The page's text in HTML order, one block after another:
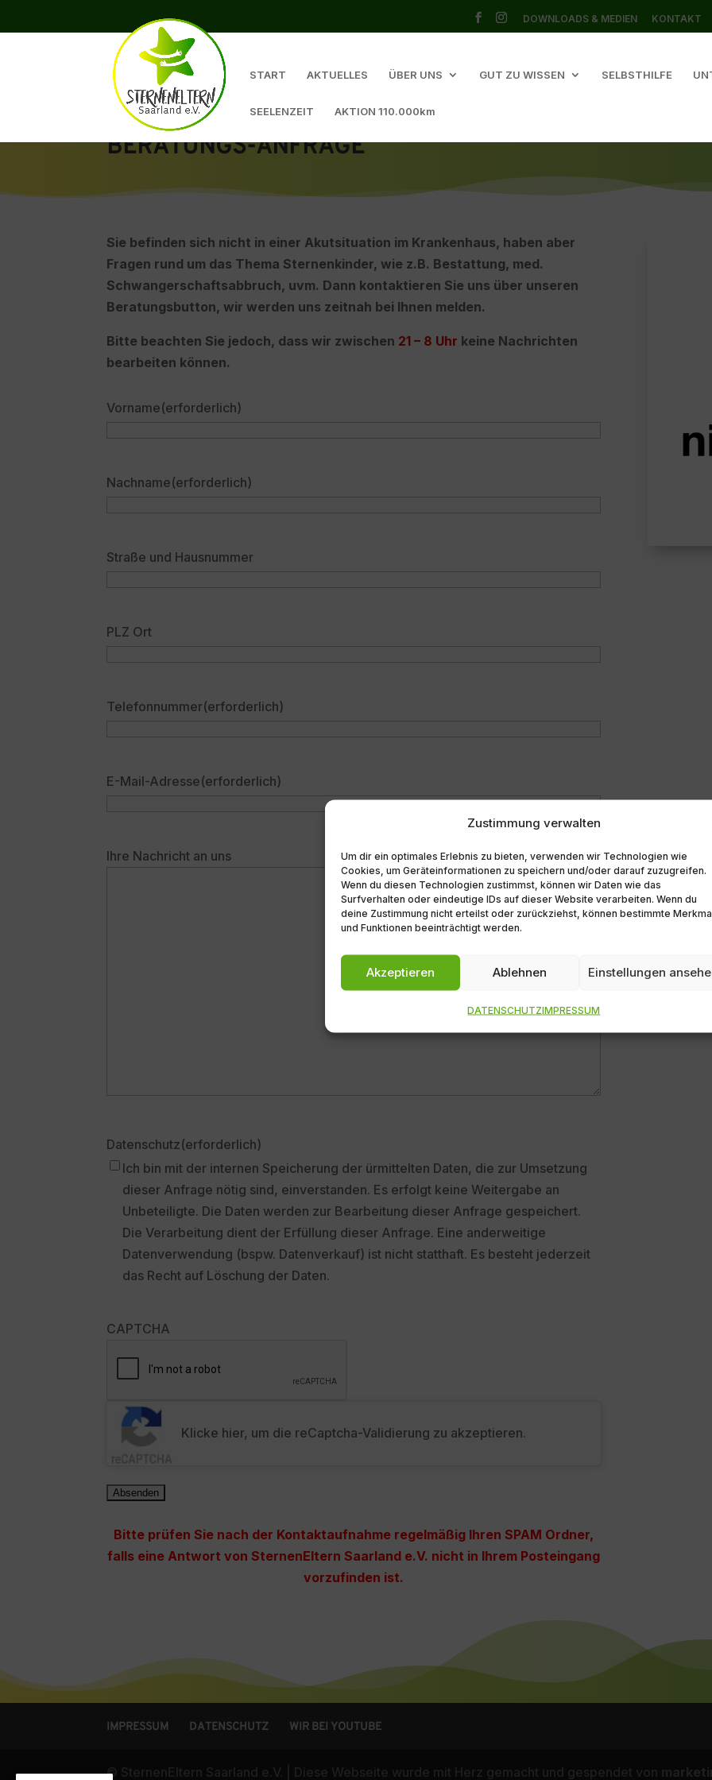
Zustimmung verwalten
Um dir ein optimales Erlebnis zu bieten, verwenden wir Technologien wie
Cookies, um Geräteinformationen zu speichern und/oder darauf zuzugreifen.
Wenn du diesen Technologien zustimmst, können wir Daten wie das
Surfverhalten oder eindeutige IDs auf dieser Website verarbeiten. Wenn du
deine Zustimmung nicht erteilst oder zurückziehst, können bestimmte
und Funktionen beeinträchtigt werden.
Akzeptieren Ablehnen Einstellungen
DATENSCHUTZIMPRESSUM
DOWNLOADS & MEDIEN KONTAKT
START AKTUELLES ÜBER UNS GUT ZU WISSEN SELBSTHILFE
SEELENZEIT AKTION 110.000km
BERATUNGS-ANFRAGE
Sie befinden sich nicht in einer Akutsituation im Krankenhaus, haben aber
Fragen rund um das Thema Sternenkinder, wie z.B. Bestattung, med.
Schwangerschaftsabbruch, uvm. Dann kontaktieren Sie uns über unseren
Beratungsbutton, wir werden uns zeitnah bei Ihnen melden.
Bitte beachten Sie jedoch, dass wir zwischen 21 – 8 Uhr keine Nachrichten
bearbeiten können.
Vorname(erforderlich)
Nachname(erforderlich)
Straße und Hausnummer
PLZ Ort
Telefonnummer(erforderlich)
E-Mail-Adresse(erforderlich)
Ihre Nachricht an uns
Datenschutz(erforderlich)
Ich bin mit der internen Speicherung der ürmittelten Daten, die zur Umsetzung
dieser Anfrage nötig sind, einverstanden. Es erfolgt keine Weitergabe an
Unbeteiligte. Die Daten werden zur Bearbeitung dieser Anfrage gespeichert.
Die Verarbeitung dient der Erfüllung dieser Anfrage. Eine anderweitige
Datenverwendung (bspw. Datenverkauf) ist nicht statthaft. Es besteht jederzeit
das Recht auf Löschung der Daten.
CAPTCHA
Klicke hier, um die reCaptcha-Validierung zu akzeptieren.
Bitte prüfen Sie nach der Kontaktaufnahme regelmäßig Ihren SPAM Ordner,
falls eine Antwort von SternenEltern Saarland e.V. nicht in Ihrem Posteingang
vorzufinden ist.
IMPRESSUM DATENSCHUTZ WIR BEI YOUTUBE
© SternenEltern Saarland e.V. | Diese Webseite wurde mit Herz gemacht und gespendet von